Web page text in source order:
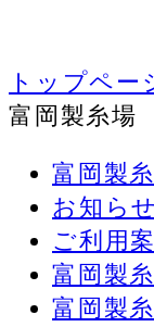
トップペー
富岡製糸場
富岡製
お知らせ
ご利用
富岡製
富岡製